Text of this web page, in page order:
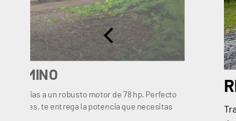
CAMINO
gracias a un robusto motor de 78 hp. Perfecto
difíciles, te entrega la potencia que necesitas